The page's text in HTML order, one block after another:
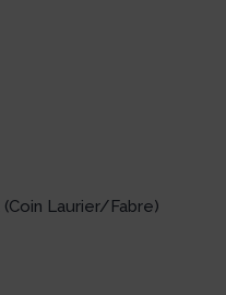
Laurier/Fabre)